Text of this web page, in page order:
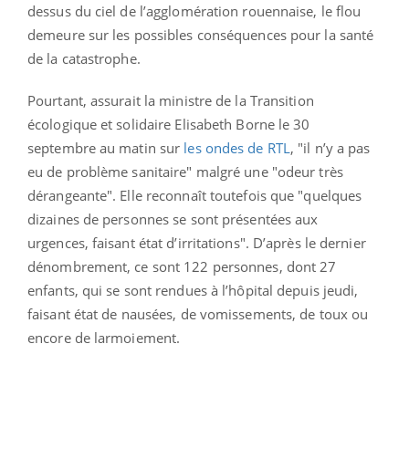
dessus du ciel de l’agglomération rouennaise, le flou
demeure sur les possibles conséquences pour la santé
de la catastrophe.
Pourtant, assurait la ministre de la Transition
écologique et solidaire Elisabeth Borne le 30
septembre au matin sur les ondes de RTL, "il n’y a pas
eu de problème sanitaire" malgré une "odeur très
dérangeante". Elle reconnaît toutefois que "quelques
dizaines de personnes se sont présentées aux
urgences, faisant état d’irritations". D’après le dernier
dénombrement, ce sont 122 personnes, dont 27
enfants, qui se sont rendues à l’hôpital depuis jeudi,
faisant état de nausées, de vomissements, de toux ou
encore de larmoiement.